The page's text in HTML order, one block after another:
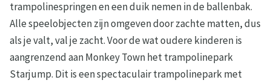
trampolinespringen en een duik nemen in de ballenbak.
Alle speelobjecten zijn omgeven door zachte matten, dus
als je valt, val je zacht. Voor de wat oudere kinderen is
aangrenzend aan Monkey Town het trampolinepark
Starjump. Dit is een spectaculair trampolinepark met